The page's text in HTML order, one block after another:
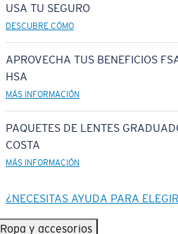
USA TU SEGURO
DESCUBRE CÓMO
APROVECHA TUS BENEFICIOS
HSA
MÁS INFORMACIÓN
PAQUETES DE LENTES
COSTA
MÁS INFORMACIÓN
¿NECESITAS AYUDA PARA
Ropa y accesorios